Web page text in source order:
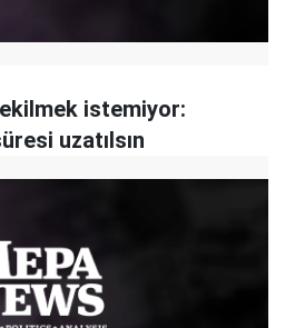
istemiyor:
uzatılsın